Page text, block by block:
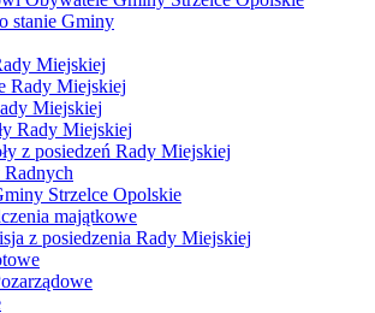
stanie Gminy
Miejskiej
Rady Miejskiej
Miejskiej
Rady Miejskiej
z posiedzeń Rady Miejskiej
Strzelce Opolskie
majątkowe
z posiedzenia Rady Miejskiej